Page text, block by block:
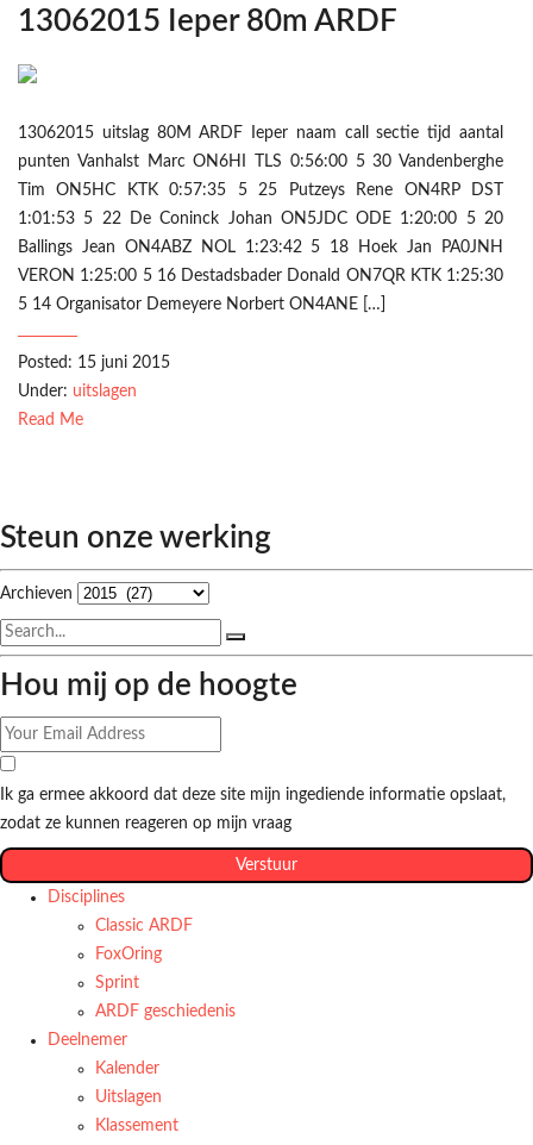
13062015 Ieper 80m ARDF
13062015 uitslag 80M ARDF Ieper naam call sectie tijd aantal
punten Vanhalst Marc ON6HI TLS 0:56:00 5 30 Vandenberghe
Tim ON5HC KTK 0:57:35 5 25 Putzeys Rene ON4RP DST
1:01:53 5 22 De Coninck Johan ON5JDC ODE 1:20:00 5 20
Ballings Jean ON4ABZ NOL 1:23:42 5 18 Hoek Jan PA0JNH
VERON 1:25:00 5 16 Destadsbader Donald ON7QR KTK 1:25:30
5 14 Organisator Demeyere Norbert ON4ANE […]
Posted: 15 juni 2015
Under: uitslagen
Read Me
Steun onze werking
Archieven
Hou mij op de hoogte
Ik ga ermee akkoord dat deze site mijn ingediende informatie opslaat,
zodat ze kunnen reageren op mijn vraag
Verstuur
Disciplines
Classic ARDF
FoxOring
Sprint
ARDF geschiedenis
Deelnemer
Kalender
Uitslagen
Klassement